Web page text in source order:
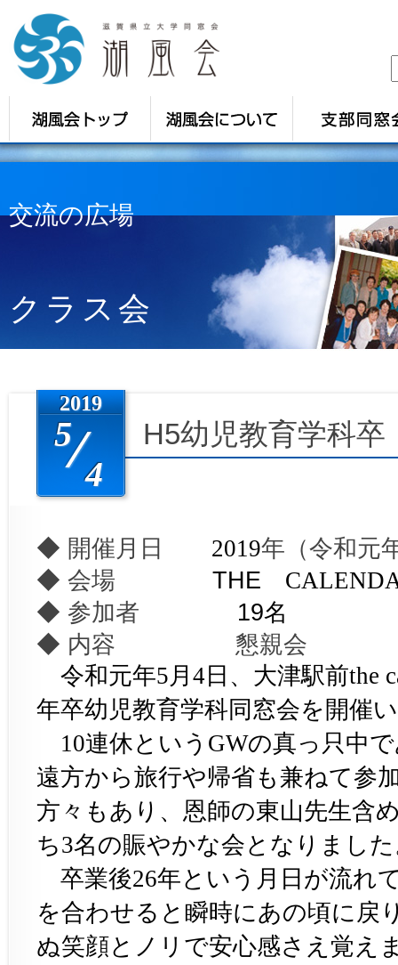
交流の広場
クラス会
2019
5
4
H5幼児教育学科
◆ 開催月日 2019年（令和元
◆ 会場
THE
◆ 参加者
19名
◆ 内容 懇親会
令和元年5 月 4日、大津駅前the
年卒幼児教育学科同窓会を開催
10連休という GWの真っ只中
遠方から旅行や帰省も兼ねて参
方々もあり、恩師の東山先生含
ち3名の賑やかな会となりまし
卒業後26年という月日が流れ
を合わせると瞬時にあの頃に戻
ぬ笑顔とノリで安心感さえ覚え